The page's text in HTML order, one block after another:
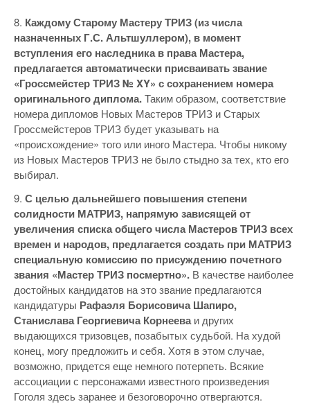
8. Каждому Старому Мастеру ТРИЗ (из числа
назначенных Г.С. Альтшуллером), в момент
вступления его наследника в права Мастера,
предлагается автоматически присваивать звание
«Гроссмейстер ТРИЗ № XY» с сохранением номера
оригинального диплома.Таким образом, соответствие
номера дипломов Новых Мастеров ТРИЗ и Старых
Гроссмейстеров ТРИЗ будет указывать на
«происхождение» того или иного Мастера. Чтобы никому
из Новых Мастеров ТРИЗ не было стыдно за тех, кто его
выбирал.
9. С целью дальнейшего повышения степени
солидности МАТРИЗ, напрямую зависящей от
увеличения списка общего числа Мастеров ТРИЗ всех
времен и народов, предлагается создать при МАТРИЗ
специальную комиссию по присуждению почетного
звания «Мастер ТРИЗ посмертно». В качестве наиболее
достойных кандидатов на это звание предлагаются
кандидатуры Рафаэля Борисовича Шапиро,
Станислава Георгиевича Корнееваи других
выдающихся тризовцев, позабытых судьбой. На худой
конец, могу предложить и себя. Хотя в этом случае,
возможно, придется еще немного потерпеть. Всякие
ассоциации с персонажами известного произведения
Гоголя здесь заранее и безоговорочно отвергаются.